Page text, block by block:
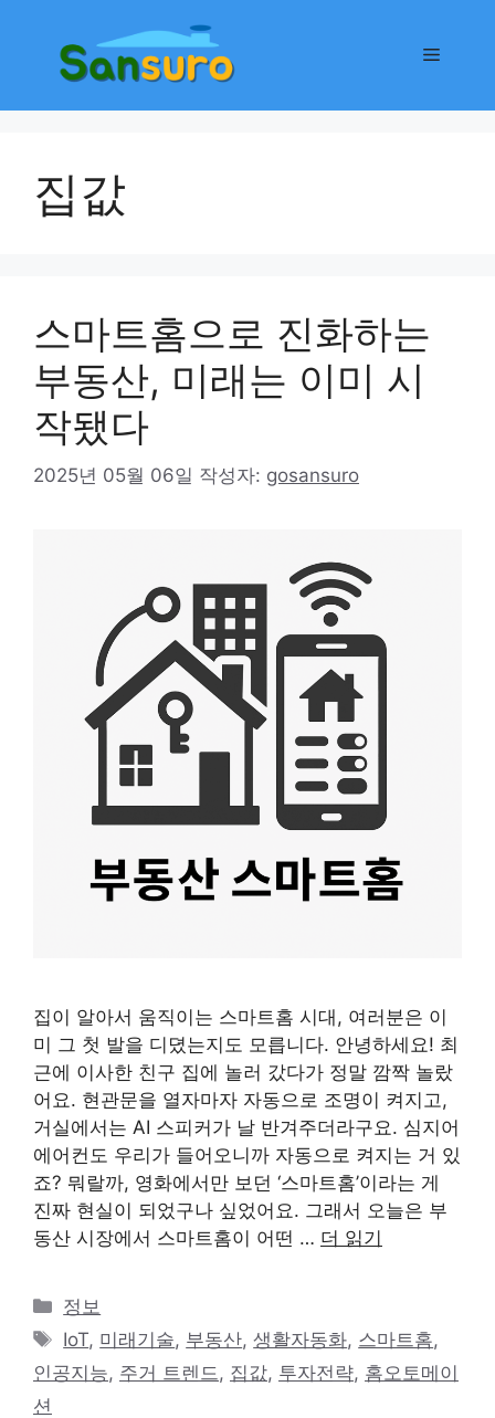
메
집값
스마트홈으로 진화하는
부동산, 미래는 이미 시
작됐다
2025년 05월 06일 작성자: gosansuro
집이 알아서 움직이는 스마트홈 시대, 여러분은 이
미 그 첫 발을 디뎠는지도 모릅니다. 안녕하세요! 최
근에 이사한 친구 집에 놀러 갔다가 정말 깜짝 놀랐
어요. 현관문을 열자마자 자동으로 조명이 켜지고,
거실에서는 AI 스피커가 날 반겨주더라구요. 심지어
에어컨도 우리가 들어오니까 자동으로 켜지는 거 있
죠? 뭐랄까, 영화에서만 보던 ‘스마트홈’이라는 게
진짜 현실이 되었구나 싶었어요. 그래서 오늘은 부
동산 시장에서 스마트홈이 어떤 … 더 읽기
카
테
리
정보
태
그
IoT, 미래기술, 부동산,생활자동화, 스마트홈,
인공지능, 주거 트렌드 , 집값, 투자전략, 홈오토메이
션